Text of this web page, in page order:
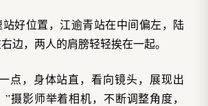
好位置，江逾青站在中间偏左，陆
边，两人的肩膀轻轻挨在一起。
点，身体站直，看向镜头，展现出
摄影师举着相机，不断调整角度，